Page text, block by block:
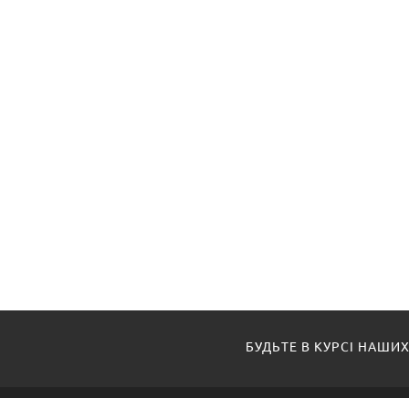
БУДЬТЕ В КУРСІ